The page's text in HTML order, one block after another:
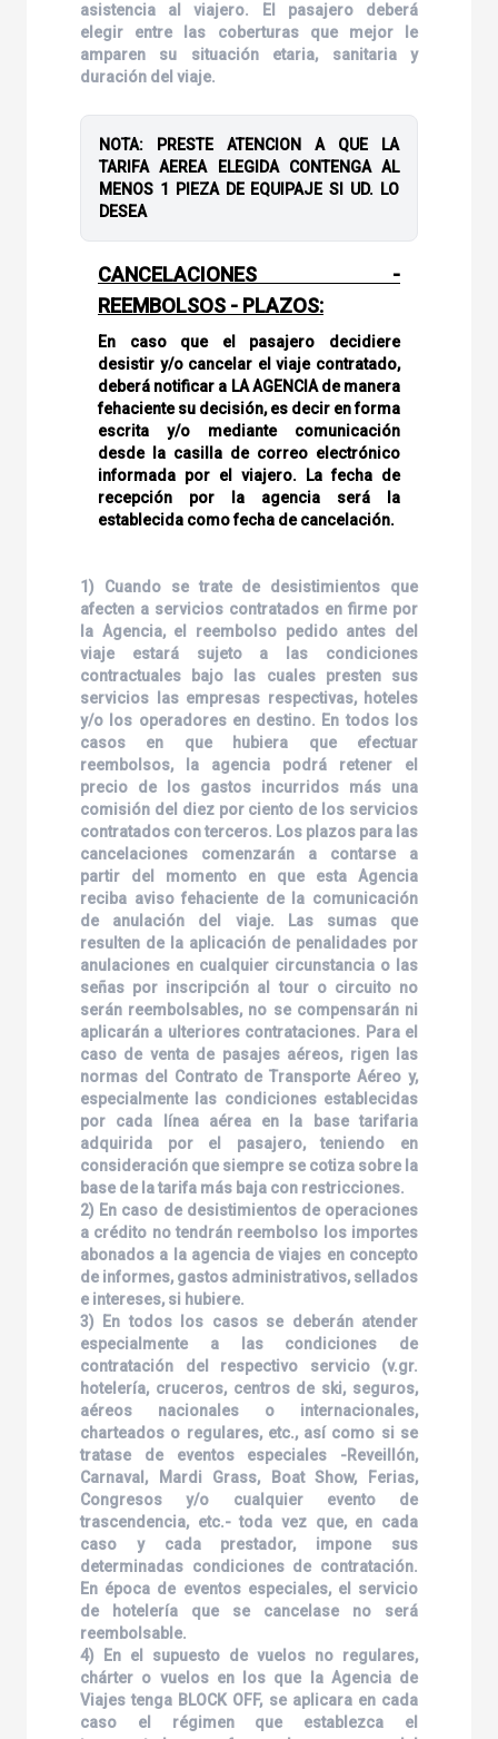
asistencia al viajero. El pasajero deberá
elegir entre las coberturas que mejor le
amparen su situación etaria, sanitaria y
duración del viaje.
NOTA: PRESTE ATENCION A QUE LA
TARIFA AEREA ELEGIDA CONTENGA AL
MENOS 1 PIEZA DE EQUIPAJE SI UD. LO
DESEA
CANCELACIONES -
REEMBOLSOS - PLAZOS:
En caso que el pasajero decidiere
desistir y/o cancelar el viaje contratado,
deberá notificar a LA AGENCIA de manera
fehaciente su decisión, es decir en forma
escrita y/o mediante comunicación
desde la casilla de correo electrónico
informada por el viajero. La fecha de
recepción por la agencia será la
establecida como fecha de cancelación.
1) Cuando se trate de desistimientos que
afecten a servicios contratados en firme por
la Agencia, el reembolso pedido antes del
viaje estará sujeto a las condiciones
contractuales bajo las cuales presten sus
servicios las empresas respectivas, hoteles
y/o los operadores en destino. En todos los
casos en que hubiera que efectuar
reembolsos, la agencia podrá retener el
precio de los gastos incurridos más una
comisión del diez por ciento de los servicios
contratados con terceros. Los plazos para las
cancelaciones comenzarán a contarse a
partir del momento en que esta Agencia
reciba aviso fehaciente de la comunicación
de anulación del viaje. Las sumas que
resulten de la aplicación de penalidades por
anulaciones en cualquier circunstancia o las
señas por inscripción al tour o circuito no
serán reembolsables, no se compensarán ni
aplicarán a ulteriores contrataciones. Para el
caso de venta de pasajes aéreos, rigen las
normas del Contrato de Transporte Aéreo y,
especialmente las condiciones establecidas
por cada línea aérea en la base tarifaria
adquirida por el pasajero, teniendo en
consideración que siempre se cotiza sobre la
base de la tarifa más baja con restricciones.
2) En caso de desistimientos de operaciones
a crédito no tendrán reembolso los importes
abonados a la agencia de viajes en concepto
de informes, gastos administrativos, sellados
e intereses, si hubiere.
3) En todos los casos se deberán atender
especialmente a las condiciones de
contratación del respectivo servicio (v.gr.
hotelería, cruceros, centros de ski, seguros,
aéreos nacionales o internacionales,
charteados o regulares, etc., así como si se
tratase de eventos especiales -Reveillón,
Carnaval, Mardi Grass, Boat Show, Ferias,
Congresos y/o cualquier evento de
trascendencia, etc.- toda vez que, en cada
caso y cada prestador, impone sus
determinadas condiciones de contratación.
En época de eventos especiales, el servicio
de hotelería que se cancelase no será
reembolsable.
4) En el supuesto de vuelos no regulares,
chárter o vuelos en los que la Agencia de
Viajes tenga BLOCK OFF, se aplicara en cada
caso el régimen que establezca el